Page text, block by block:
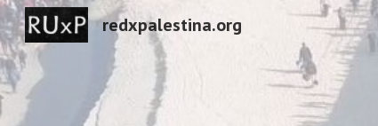
redxpalestina.org